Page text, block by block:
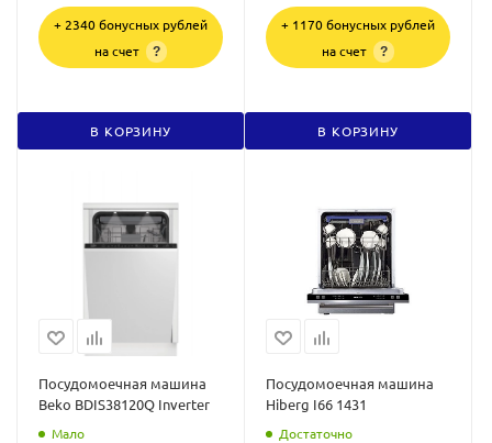
+ 2340 бонусных рублей
на счет
?
В КОРЗИНУ
+ 1170 бонусных рублей
на счет
?
В КОРЗИНУ
Посудомоечная машина
Beko BDIS38120Q Inverter
Мало
Посудомоечная машина
Hiberg I66 1431
Достаточно